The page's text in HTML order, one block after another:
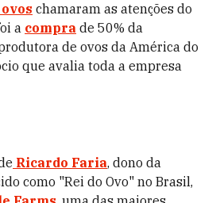
chamaram as atenções do
a compra de 50% da
de ovos da América do
que avalia toda a empresa
Ricardo Faria, dono da
como "Rei do Ovo" no Brasil,